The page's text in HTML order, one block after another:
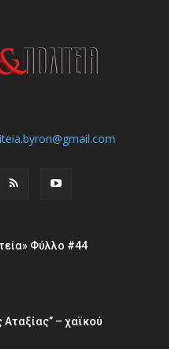
Φύλλο #44
Αταξίας” – χαϊκού